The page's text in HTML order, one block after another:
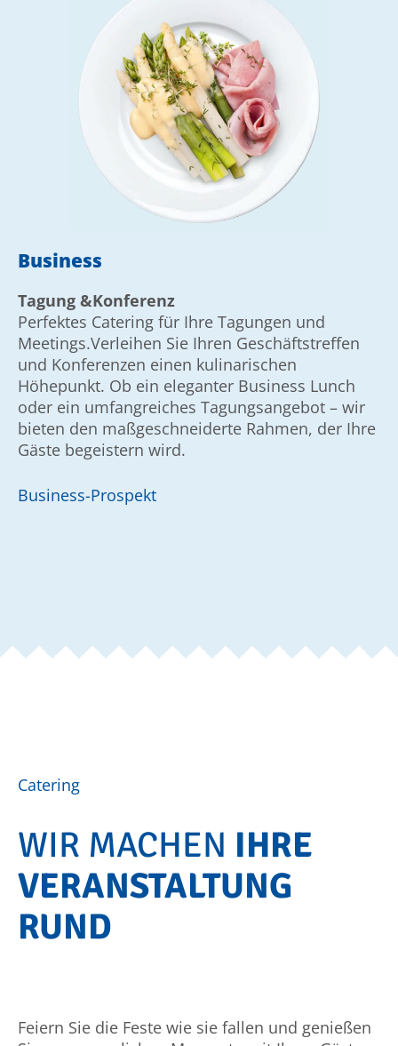
Business
Tagung &Konferenz
Perfektes Catering für Ihre Tagungen und
Meetings.Verleihen Sie Ihren Geschäftstreffen
und Konferenzen einen kulinarischen
Höhepunkt. Ob ein eleganter Business Lunch
oder ein umfangreiches Tagungsangebot – wir
bieten den maßgeschneiderte Rahmen, der Ihre
Gäste begeistern wird.
Business-Prospekt
Catering
WIR MACHEN IHRE
VERANSTALTUNG
RUND
Feiern Sie die Feste wie sie fallen und genießen